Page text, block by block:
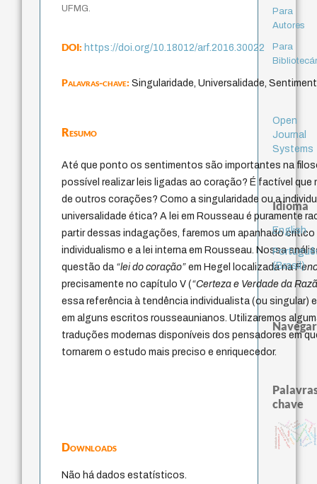
UFMG.
DOI:https://doi.org/10.18012/arf.2016.30022
Palavras-chave:Singularidade, Universalidade,
Resumo
Até que ponto os sentimentos são importantes na
possível realizar leis ligadas ao coração? É factível que
de outros corações? Como a singularidade ou a
universalidade ética? A lei em Rousseau é puramente
partir dessas indagações, faremos um apanhado
individualismo e a lei interna em Rousseau. Nossa
questão da “lei do coração” em Hegel localizada na
precisamente no capítulo V (“Certeza e Verdade da
essa referência à tendência individualista (ou singular)
em alguns escritos rousseaunianos. Utilizaremos
traduções modernas disponíveis dos pensadores em
tornarem o estudo mais preciso e enriquecedor.
Downloads
Não há dados estatísticos.
Para
Autores
Para
Open
Journal
Systems
Idioma
English
(Brasil)
Navegar
chave
fundamentalismo
jacobi
protágoras
experiência temporal
metafísica do tempogénero
idade
intolerância
identidade nacionalhomem-medida
j.c.m. neto palavra
perdón
leyes
violencia
guayaquil
logospedagogia
lei
acquaintance desejo
bataille